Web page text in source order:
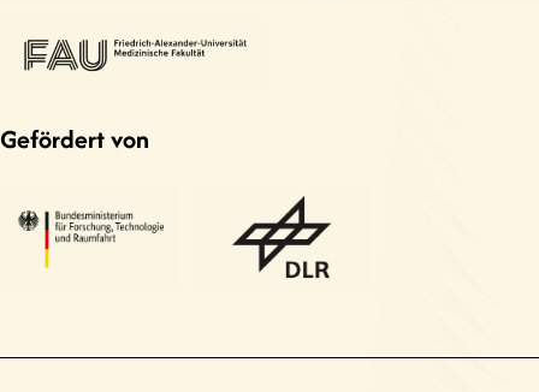
Gefördert von